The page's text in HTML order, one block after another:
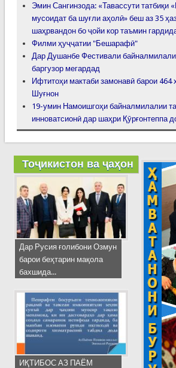
Эмин Сангинзода: «Тавассути татбиқи
мусоидат ба шуғли аҳолӣ» беш аз 35
шаҳрвандон бо ҷойи кор таъмин
Филми ҳуҷҷатии "Бешарафӣ"
Дар Душанбе Фестивали
баргузор мегардад
Ифтитоҳи мактаби замонавӣ барои 464
Шуғнон
19-умин Намоишгоҳи байналмилалии
инноватсионӣ дар шаҳри Қӯрғонтеппа
Тоҷикистон ва ҷаҳон
Дар Русия ғолибони Озмун
барои беҳтарин мақола
бахшида...
ИҚТИБОС АЗ ПАЁМ